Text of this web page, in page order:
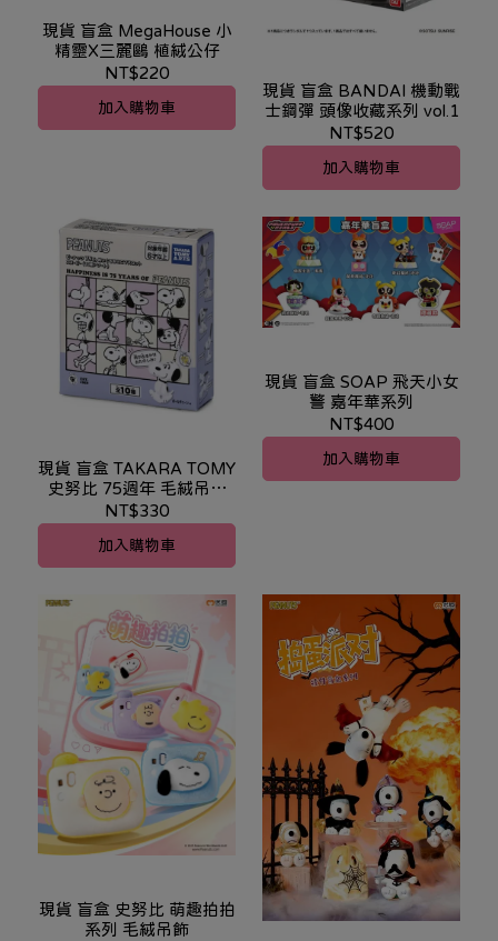
現貨 盲盒 MegaHouse 小
精靈X三麗鷗 植絨公仔
NT$220
加入購物車
現貨 盲盒 BANDAI 機動戰
士鋼彈 頭像收藏系列 vol.1
NT$520
加入購物車
現貨 盲盒 TAKARA TOMY
史努比 75週年 毛絨吊飾
VOL.2
NT$330
加入購物車
現貨 盲盒 SOAP 飛天小女
警 嘉年華系列
NT$400
加入購物車
現貨 盲盒 史努比 萌趣拍拍
系列 毛絨吊飾